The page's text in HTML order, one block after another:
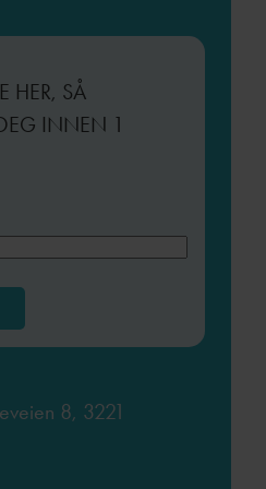
HER, SÅ
INNEN 1
8, 3221